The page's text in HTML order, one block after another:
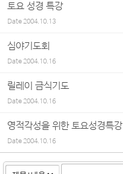
토요 성경 특강
Date2004.10.13
심야기도회
Date2004.10.16
릴레이 금식기도
Date2004.10.16
영적각성을 위한 토요성경특강
Date2004.10.16